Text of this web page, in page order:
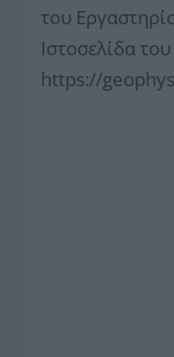
του
Ιστοσελίδα
https://